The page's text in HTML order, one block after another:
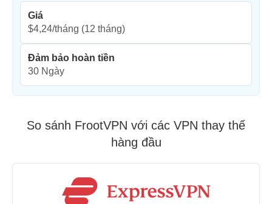
Giá
$4,24/tháng (12 tháng)
Đảm bảo hoàn tiền
30 Ngày
So sánh FrootVPN với các VPN thay thế
hàng đầu